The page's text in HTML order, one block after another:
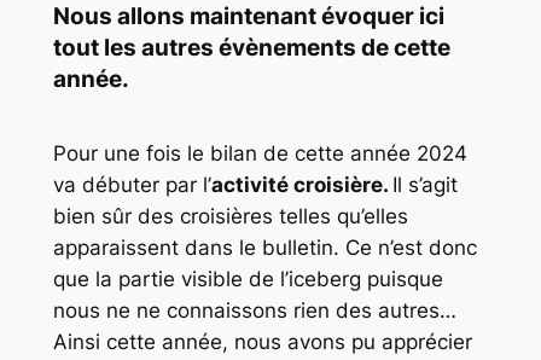
Nous allons maintenant évoquer ici
tout les autres évènements de cette
année.
Pour une fois le bilan de cette année 2024
va débuter par l’activité croisière. Il s’agit
bien sûr des croisières telles qu’elles
apparaissent dans le bulletin. Ce n’est donc
que la partie visible de l’iceberg puisque
nous ne ne connaissons rien des autres…
Ainsi cette année, nous avons pu apprécier